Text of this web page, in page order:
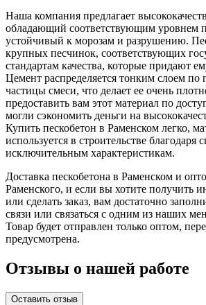
Наша компания предлагает
обладающий соответствующим уровнем
устойчивый к морозам и разрушению.
крупных песчинок, соответствующих
стандартам качества, которые придают
Цемент распределяется тонким слоем по
частицы смеси, что делает ее очень
предоставить вам этот материал по
могли сэкономить деньги на
Купить пескобетон в Раменском легко,
используется в строительстве благодаря
исключительным характеристикам.
Доставка пескобетона в Раменском и
Раменского, и если вы хотите получить
или сделать заказ, вам достаточно
связи или связаться с одним из наших
Товар будет отправлен только оптом,
предусмотрена.
Отзывы о нашей работе
Оставить отзыв